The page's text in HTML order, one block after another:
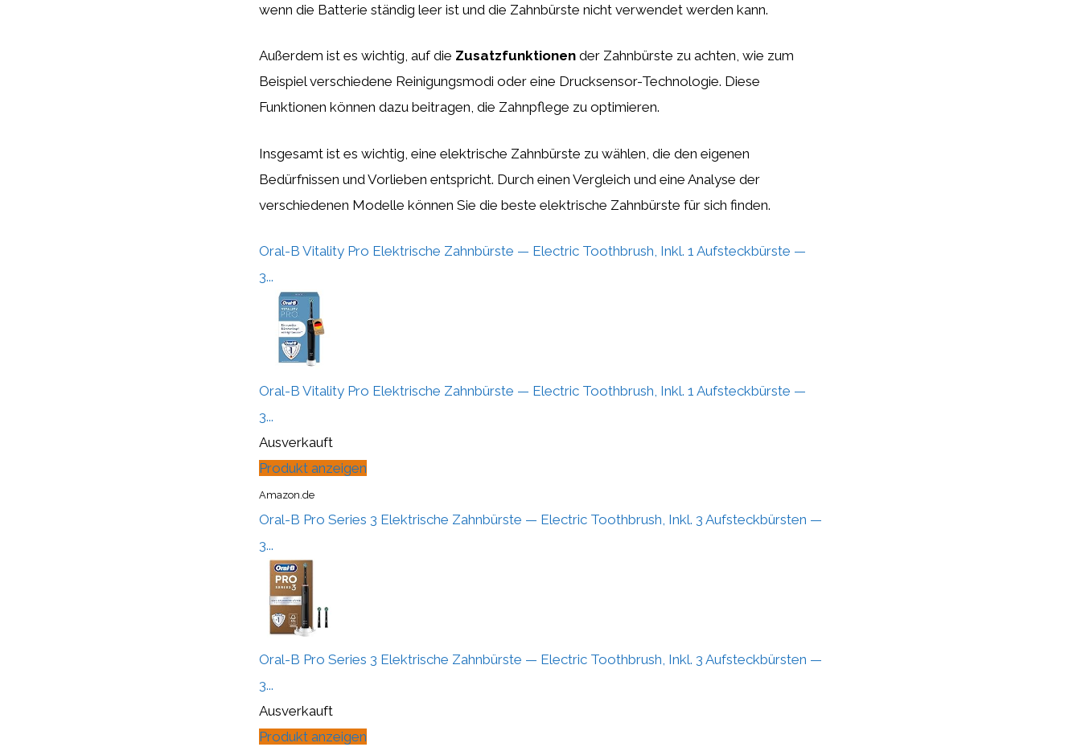
wenn die Batterie ständig leer ist und die Zahnbürste nicht verwendet werden kann.
Außerdem ist es wichtig, auf die Zusatzfunktionen der Zahnbürste zu achten, wie zum
Beispiel verschiedene Reinigungsmodi oder eine Drucksensor-Technologie. Diese
Funktionen können dazu beitragen, die Zahnpflege zu optimieren.
Insgesamt ist es wichtig, eine elektrische Zahnbürste zu wählen, die den eigenen
Bedürfnissen und Vorlieben entspricht. Durch einen Vergleich und eine Analyse der
verschiedenen Modelle können Sie die beste elektrische Zahnbürste für sich finden.
Oral-B Vitality Pro Elektrische Zahnbürste — Electric Toothbrush, Inkl. 1 Aufsteckbürste —
3...
Oral-B Vitality Pro Elektrische Zahnbürste — Electric Toothbrush, Inkl. 1 Aufsteckbürste —
3...
Ausverkauft
Produkt anzeigen
Amazon.de
Oral-B Pro Series 3 Elektrische Zahnbürste — Electric Toothbrush, Inkl. 3 Aufsteckbürsten —
3...
Oral-B Pro Series 3 Elektrische Zahnbürste — Electric Toothbrush, Inkl. 3 Aufsteckbürsten —
3...
Ausverkauft
Produkt anzeigen